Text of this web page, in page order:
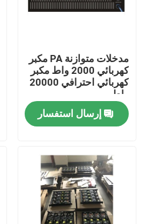
رقابة جودة
اتصل بنا
حالات
مضخم نظام PA
مدخلات متوازنة PA مكبر
كهربائي 2000 واط مكبر
كهربائي احترافي 20000
واط
إرسال استفسار